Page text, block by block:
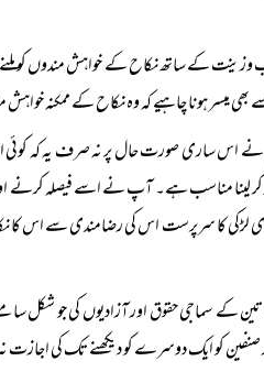
وزینت کے ساتھ نکاح کے خواہش مندوں کو ملنے
میسر ہونا چاہیے کہ وہ نکاح کے ممکنہ
نے اس ساری صورت حال پر نہ صرف یہ کہ کوئی
کر لینا مناسب ہے۔ آپ نے اسے
لڑکی کا سرپرست اس کی رضامندی سے اس کا
کے سماجی حقوق اور آزادیوں کی جو شکل
صنفین کو ایک دوسرے کو دیکھنے تک کی اجازت